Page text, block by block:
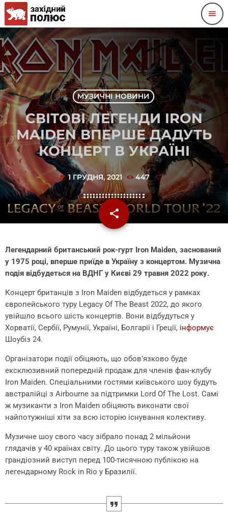
menu
МУЗИЧНІ НОВИНИ
СВІТОВІ ЛЕГЕНДИ IRON
MAIDEN ВПЕРШЕ ДАДУТЬ
КОНЦЕРТ В УКРАЇНІ
today 1 ГРУДНЯ, 2021 447
share
email
Легендарний британський рок-гурт Iron Maiden, заснований
у 1975 році, вперше приїде в Україну з концертом. Музична
подія відбудеться на ВДНГ у Києві 29 травня 2022 року.
Концерт британців з Iron Maiden відбудеться у рамках
європейського туру Legacy Of The Beast 2022, до якого
увійшло всього шість концертів. Вони відбудуться у
Хорватії, Сербії, Румунії, Україні, Болгарії і Греції, інформує
Шоубіз 24.
Організатори події обіцяють, що обов’язково буде
ексклюзивний попередній продаж для членів фан-клубу
Iron Maiden. Спеціальними гостями київського шоу будуть
австралійці з Airbourne за підтримки Lord Of The Lost. Самі
ж музиканти з Iron Maiden обіцяють виконати свої
найпотужніші хіти за всю історію існування колективу.
Музичне шоу свого часу зібрало понад 2 мільйони
глядачів у 40 країнах світу. До цього туру також увійшов
грандіозний виступ перед 100-тисячною публікою на
легендарному Rock in Rio у Бразилії.